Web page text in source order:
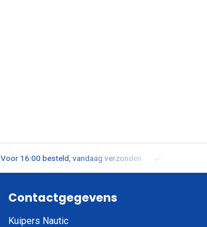
Voor 16:00 besteld, vandaag verzonden
Contactgegevens
Kuipers Nautic